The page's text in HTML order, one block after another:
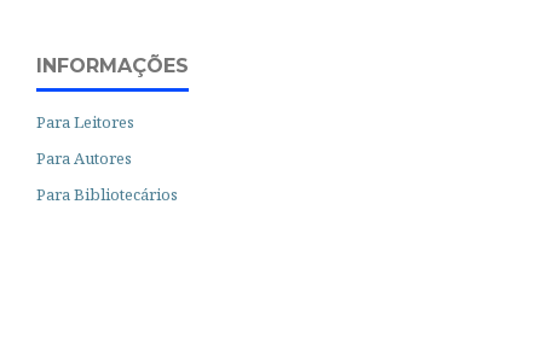
INFORMAÇÕES
Para Leitores
Para Autores
Para Bibliotecários